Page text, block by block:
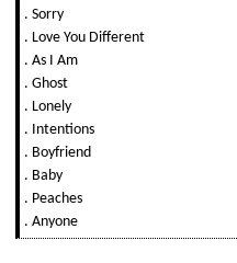
. Sorry
. Love You Different
. As I Am
. Ghost
. Lonely
. Intentions
. Boyfriend
. Baby
. Peaches
. Anyone